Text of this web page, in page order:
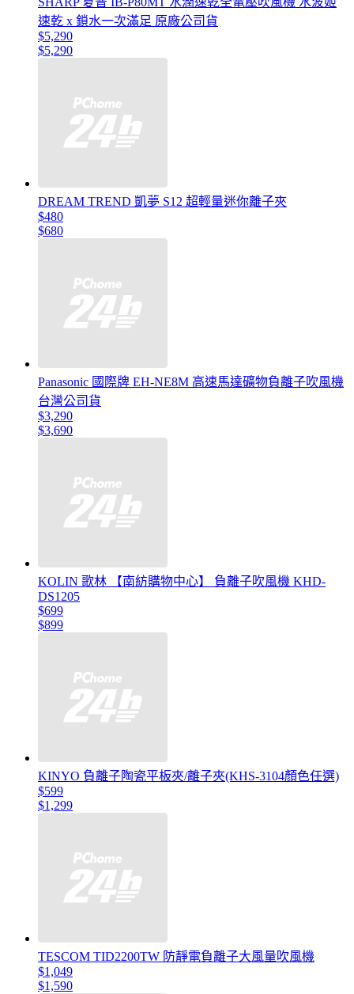
速乾 x 鎖水一次滿足 原廠公司貨
$5,290
$5,290
DREAM TREND 凱夢 S12 超輕量迷你離子夾
$480
$680
Panasonic 國際牌 EH-NE8M 高速馬達礦物負離子吹風機
台灣公司貨
$3,290
$3,690
KOLIN 歌林 【南紡購物中心】 負離子吹風機 KHD-
DS1205
$699
$899
KINYO 負離子陶瓷平板夾/離子夾(KHS-3104顏色任選)
$599
$1,299
TESCOM TID2200TW 防靜電負離子大風量吹風機
$1,049
$1,590